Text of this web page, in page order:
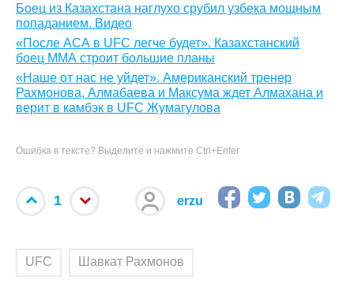
Боец из Казахстана наглухо срубил узбека мощным
попаданием. Видео
«После АСА в UFC легче будет». Казахстанский
боец ММА строит большие планы
«Наше от нас не уйдет». Американский тренер
Рахмонова, Алмабаева и Максума ждет Алмахана и
верит в камбэк в UFC Жумагулова
Ошибка в тексте? Выделите и нажмите Ctrl+Enter
1 erzu
UFC Шавкат Рахмонов